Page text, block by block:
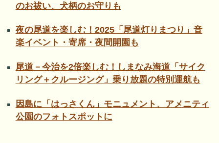
のお祓い、犬柄のお守りも
夜の尾道を楽しむ！2025「尾道灯りまつり」音
楽イベント・寄席・夜間開園も
尾道－今治を2倍楽しむ！しまなみ海道「サイク
リング＋クルージング」乗り放題の特別運航も
因島に「はっさくん」モニュメント、アメニティ
公園のフォトスポットに